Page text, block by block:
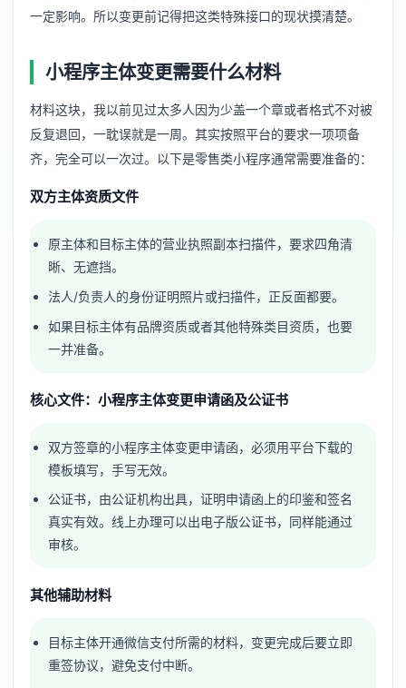
一定影响。所以变更前记得把这类特殊接口的现状摸清楚。
小程序主体变更需要什么材料
材料这块，我以前见过太多人因为少盖一个章或者格式不对被
反复退回，一耽误就是一周。其实按照平台的要求一项项备
齐，完全可以一次过。以下是零售类小程序通常需要准备的：
双方主体资质文件
原主体和目标主体的营业执照副本扫描件，要求四角清
晰、无遮挡。
法人/负责人的身份证明照片或扫描件，正反面都要。
如果目标主体有品牌资质或者其他特殊类目资质，也要
一并准备。
核心文件：小程序主体变更申请函及公证书
双方签章的小程序主体变更申请函，必须用平台下载的
模板填写，手写无效。
公证书，由公证机构出具，证明申请函上的印鉴和签名
真实有效。线上办理可以出电子版公证书，同样能通过
审核。
其他辅助材料
目标主体开通微信支付所需的材料，变更完成后要立即
重签协议，避免支付中断。